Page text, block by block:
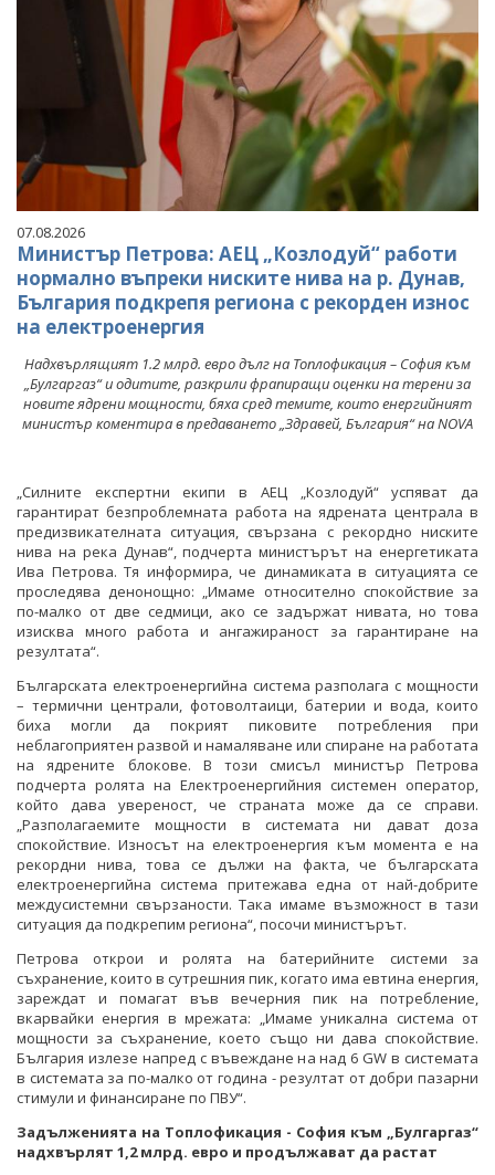
07.08.2026
Министър Петрова: АЕЦ „Козлодуй“ работи
нормално въпреки ниските нива на р. Дунав,
България подкрепя региона с рекорден износ
на електроенергия
Надхвърлящият 1.2 млрд. евро дълг на Топлофикация – София към
„Булгаргаз“ и одитите, разкрили фрапиращи оценки на терени за
новите ядрени мощности, бяха сред темите, които енергийният
министър коментира в предаването „Здравей, България“ на NOVA
„Силните експертни екипи в АЕЦ „Козлодуй“ успяват да
гарантират безпроблемната работа на ядрената централа в
предизвикателната ситуация, свързана с рекордно ниските
нива на река Дунав“, подчерта министърът на енергетиката
Ива Петрова. Тя информира, че динамиката в ситуацията се
проследява денонощно: „Имаме относително спокойствие за
по-малко от две седмици, ако се задържат нивата, но това
изисква много работа и ангажираност за гарантиране на
резултата“.
Българската електроенергийна система разполага с мощности
– термични централи, фотоволтаици, батерии и вода, които
биха могли да покрият пиковите потребления при
неблагоприятен развой и намаляване или спиране на работата
на ядрените блокове. В този смисъл министър Петрова
подчерта ролята на Електроенергийния системен оператор,
който дава увереност, че страната може да се справи.
„Разполагаемите мощности в системата ни дават доза
спокойствие. Износът на електроенергия към момента е на
рекордни нива, това се дължи на факта, че българската
електроенергийна система притежава една от най-добрите
междусистемни свързаности. Така имаме възможност в тази
ситуация да подкрепим региона“, посочи министърът.
Петрова открои и ролята на батерийните системи за
съхранение, които в сутрешния пик, когато има евтина енергия,
зареждат и помагат във вечерния пик на потребление,
вкарвайки енергия в мрежата: „Имаме уникална система от
мощности за съхранение, което също ни дава спокойствие.
България излезе напред с въвеждане на над 6 GW в системата
в системата за по-малко от година - резултат от добри пазарни
стимули и финансиране по ПВУ“.
Задълженията на Топлофикация - София към „Булгаргаз“
надхвърлят 1,2 млрд. евро и продължават да растат